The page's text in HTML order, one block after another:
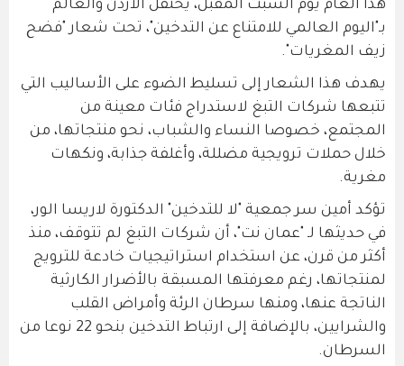
هذا العام يوم السبت المقبل، يحتفل الأردن والعالم
بـ"اليوم العالمي للامتناع عن التدخين"، تحت شعار "فضح
زيف المغريات".
يهدف هذا الشعار إلى تسليط الضوء على الأساليب التي
تتبعها شركات التبغ لاستدراج فئات معينة من
المجتمع، خصوصا النساء والشباب، نحو منتجاتها، من
خلال حملات ترويجية مضللة، وأغلفة جذابة، ونكهات
مغرية.
تؤكد أمين سر جمعية "لا للتدخين" الدكتورة لاريسا الور،
في حديثها لـ "عمان نت"، أن شركات التبغ لم تتوقف، منذ
أكثر من قرن، عن استخدام استراتيجيات خادعة للترويج
لمنتجاتها، رغم معرفتها المسبقة بالأضرار الكارثية
الناتجة عنها، ومنها سرطان الرئة وأمراض القلب
والشرايين، بالإضافة إلى ارتباط التدخين بنحو 22 نوعا من
السرطان.